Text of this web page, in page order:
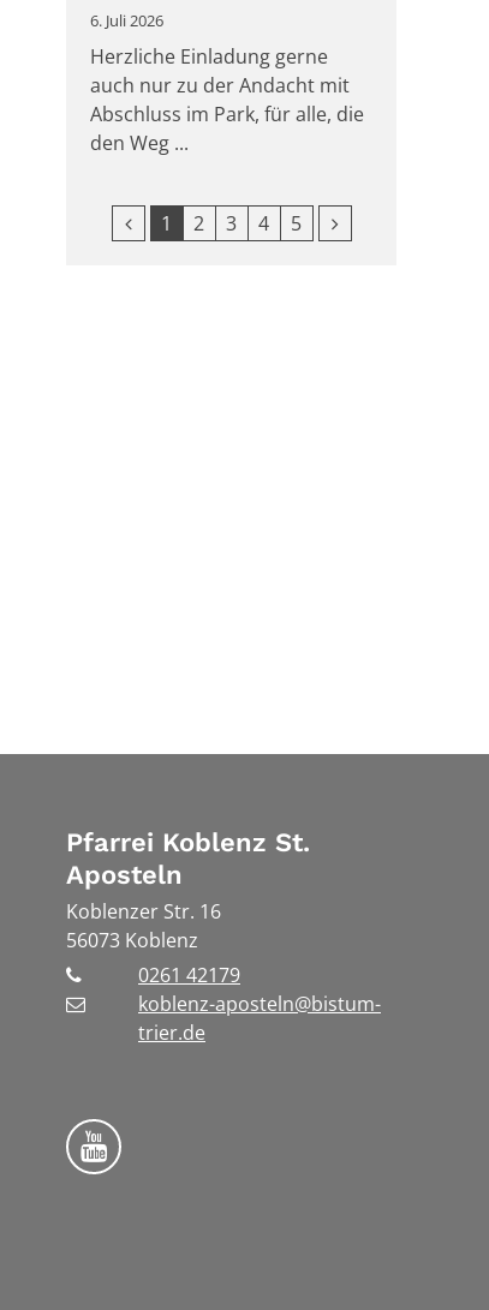
6. Juli 2026
Herzliche Einladung gerne
auch nur zu der Andacht mit
Abschluss im Park, für alle, die
den Weg ...
Vorherige Seite
1 2 3 4 5 Nächste Seite
Pfarrei Koblenz St.
Aposteln
Koblenzer Str. 16
56073 Koblenz
0261 42179
koblenz-aposteln@bistum-
trier.de
Bistum Trier auf YouTube